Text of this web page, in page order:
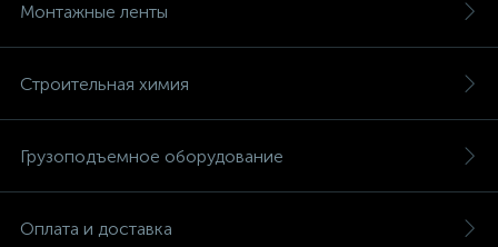
Монтажные ленты
Строительная химия
Грузоподъемное оборудование
Оплата и доставка